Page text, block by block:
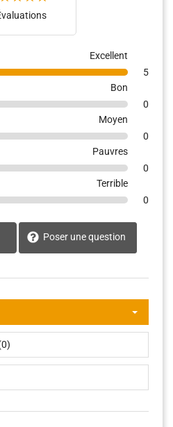
Excellent
5
Bon
0
Moyen
0
Pauvres
0
Terrible
0
Poser une question